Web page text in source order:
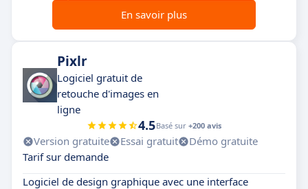
En savoir plus
Pixlr
Logiciel gratuit de
retouche d'images en
ligne
4.5Basé sur +200 avis
Version gratuite Essai gratuit
Démo gratuite
Tarif sur demande
Logiciel de design graphique avec une interface